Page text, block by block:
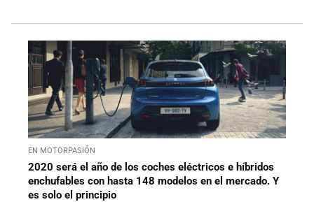
EN MOTORPASIÓN
2020 será el año de los coches eléctricos e híbridos
enchufables con hasta 148 modelos en el mercado. Y
es solo el principio